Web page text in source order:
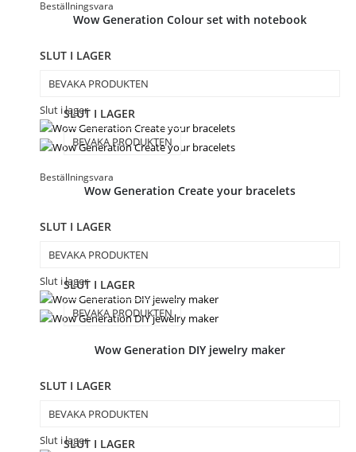
Beställningsvara
Wow Generation Colour set with notebook
SLUT I LAGER
BEVAKA PRODUKTEN
Slut i lager
Beställningsvara
SLUT I LAGER
BEVAKA PRODUKTEN
Wow Generation Create your bracelets
SLUT I LAGER
BEVAKA PRODUKTEN
Slut i lagerSLUT I LAGER
BEVAKA PRODUKTEN
Wow Generation DIY jewelry maker
SLUT I LAGER
BEVAKA PRODUKTEN
Slut i lagerSLUT I LAGER